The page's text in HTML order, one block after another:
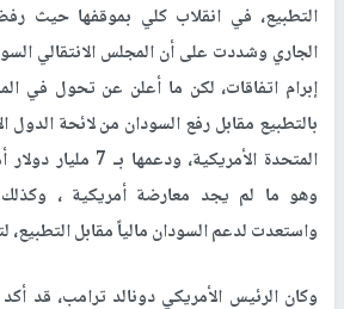
التطبيع، في انقلاب كلي بموقفها حيث
الجاري وشددت على أن المجلس الانتقالي
إبرام اتفاقات، لكن ما أعلن عن تحول في
بالتطبيع مقابل رفع السودان من لائحة الدول
المتحدة الأمريكية،
وهو ما لم يجد معارضة أمريكية ،
واستعدت لدعم السودان مالياً مقابل التطبيع،
وكان الرئيس الأمريكي دونالد ترامب، قد